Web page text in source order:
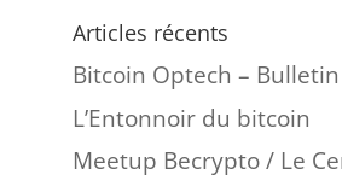
Articles récents
Bitcoin Optech –
L’Entonnoir du bitcoin
Meetup Becrypto / Le